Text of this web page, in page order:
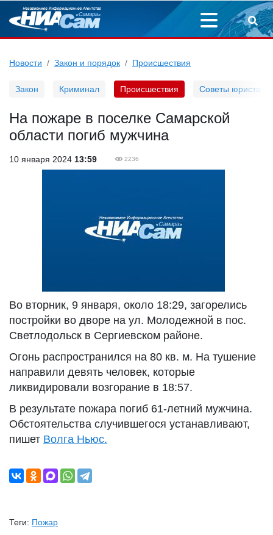
Новости Закон и порядок Происшествия
Закон Криминал Происшествия Советы юриста
На пожаре в поселке Самарской
области погиб мужчина
10 января 2024 13:59 2236
Во вторник, 9 января, около 18:29, загорелись
постройки во дворе на ул. Молодежной в пос.
Светлодольск в Сергиевском районе.
Огонь распространился на 80 кв. м. На тушение
направили девять человек, которые
ликвидировали возгорание в 18:57.
В результате пожара погиб 61-летний мужчина.
Обстоятельства случившегося устанавливают,
пишет Волга Ньюс.
Теги: Пожар